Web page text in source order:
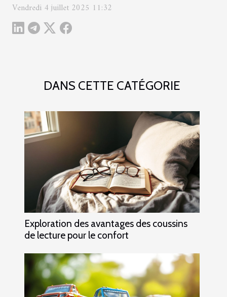
Vendredi 4 juillet 2025 11:32
DANS CETTE CATÉGORIE
Exploration des avantages des coussins
de lecture pour le confort